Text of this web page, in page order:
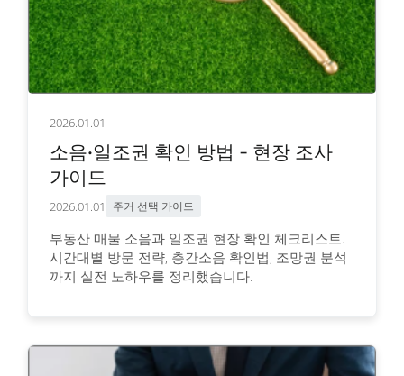
2026.01.01
소음·일조권 확인 방법 - 현장 조사
가이드
2026.01.01 주거 선택 가이드
부동산 매물 소음과 일조권 현장 확인 체크리스트.
시간대별 방문 전략, 층간소음 확인법, 조망권 분석
까지 실전 노하우를 정리했습니다.